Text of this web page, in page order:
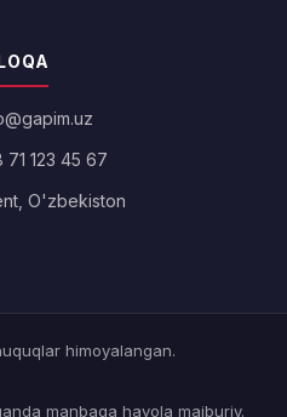
71 123 45 67
O'zbekiston
himoyalangan.
manbaga havola majburiy.